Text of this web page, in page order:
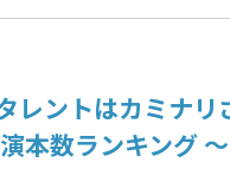
レントはカミナリ
本数ランキング ～